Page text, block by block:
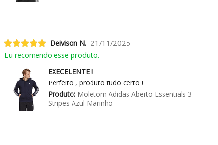
Deivison N. 21/11/2025
Eu recomendo esse produto.
EXECELENTE !
Perfeito , produto tudo certo !
Produto:Moletom Adidas Aberto Essentials 3-
Stripes Azul Marinho